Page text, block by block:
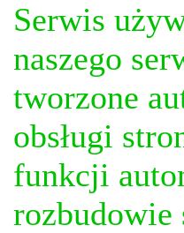
Serwis
naszego
tworzone
obsługi
funkcji
rozbudowie